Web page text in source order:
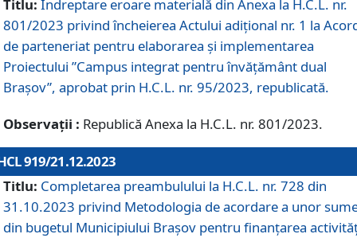
Titlu: Îndreptare eroare materială din Anexa la H.C.L. nr.
801/2023 privind încheierea Actului adițional nr. 1 la
de parteneriat pentru elaborarea și implementarea
Proiectului ”Campus integrat pentru învățământ dual
Brașov”, aprobat prin H.C.L. nr. 95/2023, republicată.
Observații : Republică Anexa la H.C.L. nr. 801/2023.
919/21.12.2023
Titlu: Completarea preambulului la H.C.L. nr. 728 din
31.10.2023 privind Metodologia de acordare a unor
din bugetul Municipiului Brașov pentru finanțarea